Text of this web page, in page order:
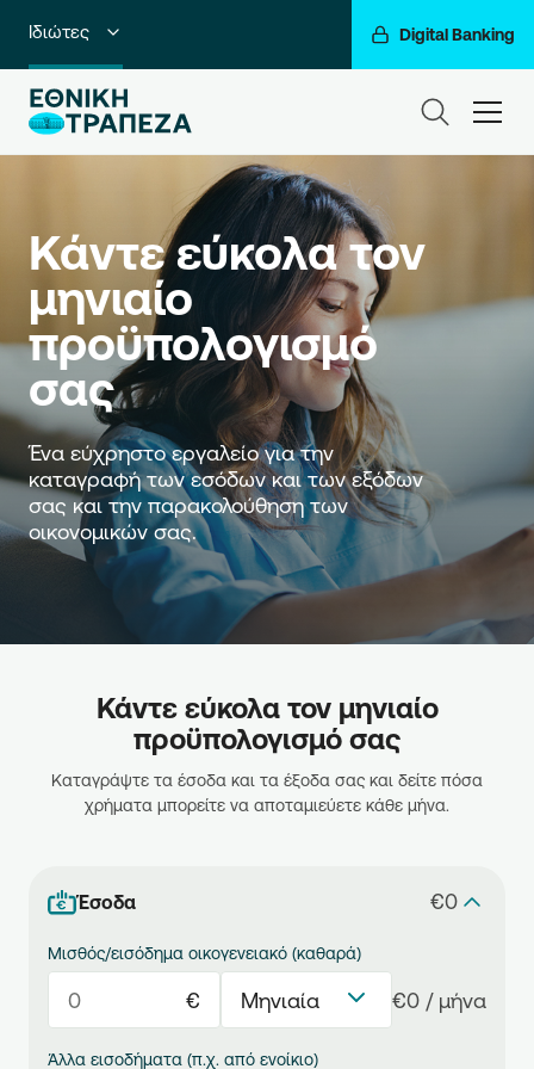
Ιδιώτες Digital Banking
Premium Banking
Private Banking
Business Banking
Corporate & Investment Banking
Go For More
Ο Όμιλός μας
Κάντε εύκολα τον
μηνιαίο
προϋπολογισμό
σας
Ένα εύχρηστο εργαλείο για την
καταγραφή των εσόδων και των εξόδων
σας και την παρακολούθηση των
οικονομικών σας.
Κάντε εύκολα τον μηνιαίο
προϋπολογισμό σας
Καταγράψτε τα έσοδα και τα έξοδα σας και δείτε πόσα
χρήματα μπορείτε να αποταμιεύετε κάθε μήνα.
Έσοδα €0
Μισθός/εισόδημα οικογενειακό (καθαρά)
€ Μηνιαία €0 / μήνα
Άλλα εισοδήματα (π.χ. από ενοίκιο)